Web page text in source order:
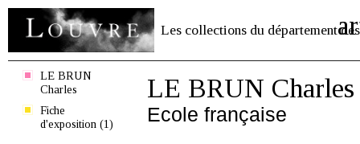
Les collections du département des
LE BRUN
Charles
Fiche
d'exposition (1)
LE BRUN Charles
Ecole française